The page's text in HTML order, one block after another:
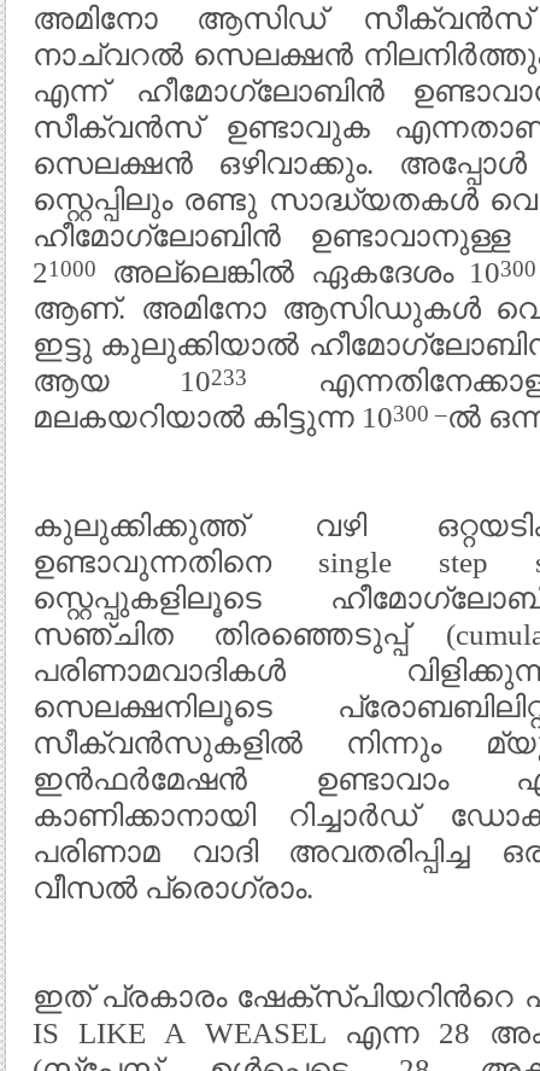
അമിനോ ആസിഡ് സീക്വൻസ്
നാച്വറൽ സെലക്ഷൻ
എന്ന് ഹീമോഗ്ലോബിൻ
സീക്വൻസ് ഉണ്ടാവുക
സെലക്ഷൻ ഒഴിവാക്കും.
സ്റ്റെപ്പിലും രണ്ടു സാദ്ധ്യതകൾ
ഹീമോഗ്ലോബിൻ ഉണ്ടാവാനുള്ള
21000 അല്ലെങ്കിൽ ഏകദേശം 10
ആണ്. അമിനോ ആസിഡുകൾ
ഇട്ടു കുലുക്കിയാൽ
ആയ 10233
മലകയറിയാൽ കിട്ടുന്ന 10300 –ൽ
കുലുക്കിക്കുത്ത് വഴി
ഉണ്ടാവുന്നതിനെ single
സ്റ്റെപ്പുകളിലൂടെ
സഞ്ചിത തിരഞ്ഞെടുപ്പ്
പരിണാമവാദികൾ
സെലക്ഷനിലൂടെ
സീക്വൻസുകളിൽ നിന്നും
ഇൻഫർമേഷൻ ഉണ്ടാവാം
കാണിക്കാനായി റിച്ചാർഡ്
പരിണാമ വാദി അവതരിപ്പിച്ച
വീസൽ പ്രൊഗ്രാം.
ഇത് പ്രകാരം ഷേക്സ്പിയറിന്‍റെ
IS LIKE A WEASEL എന്ന 28